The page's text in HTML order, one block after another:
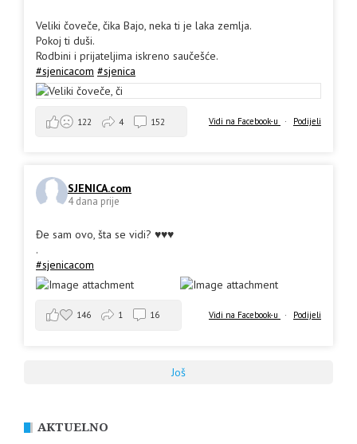
Veliki čoveče, čika Bajo, neka ti je laka zemlja.
Pokoj ti duši.
Rodbini i prijateljima iskreno saučešće.
#sjenicacom #sjenica
Vidi na Facebook-u · Podijeli
122 4 152
SJENICA.com
4 dana prije
Đe sam ovo, šta se vidi? ♥️♥️♥️
.
#sjenicacom
Vidi na Facebook-u · Podijeli
146 1 16
Još
AKTUELNO